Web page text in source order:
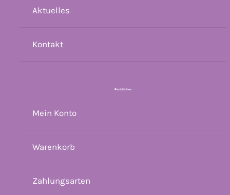
Aktuelles
Kontakt
Rechtliches
Mein Konto
Warenkorb
Zahlungsarten